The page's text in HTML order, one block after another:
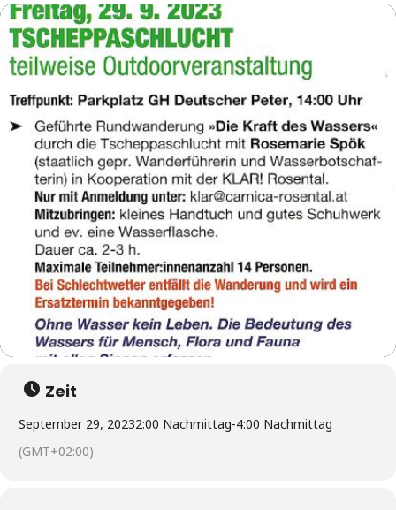
Zeit
September 29, 20232:00 Nachmittag-4:00 Nachmittag
(GMT+02:00)